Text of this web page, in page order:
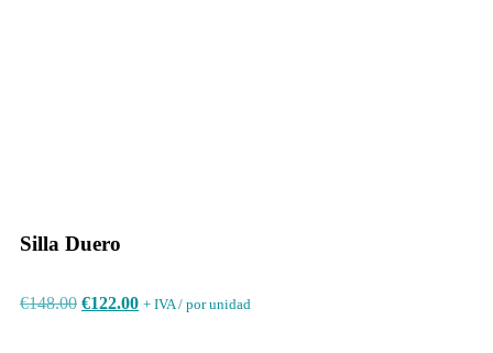
Silla Duero
€148.00 €122.00 + IVA / por unidad